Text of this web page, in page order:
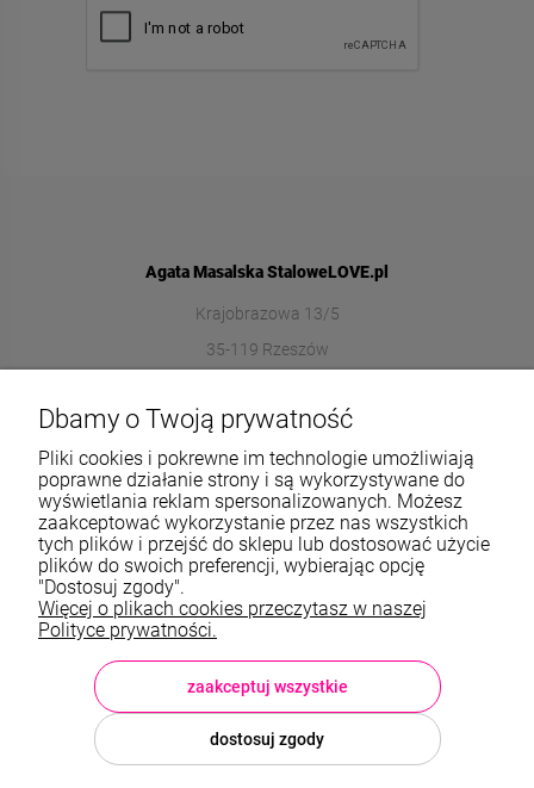
Agata Masalska StaloweLOVE.pl
Krajobrazowa 13/5
35-119 Rzeszów
572989669
Informacje
O nas
TWOJE KONTO
Sklep: StaloweLOVE, Krajobrazowa 13/5, 35-119 Rzeszów, woj.
podkarpackie, NIP: 8133612433, tel.:572 989 669
sklep@stalowelove.com.pl
Dbamy o Twoją prywatność
Pliki cookies i pokrewne im technologie umożliwiają
poprawne działanie strony i są wykorzystywane do
wyświetlania reklam spersonalizowanych. Możesz
zaakceptować wykorzystanie przez nas wszystkich
tych plików i przejść do sklepu lub dostosować użycie
plików do swoich preferencji, wybierając opcję
"Dostosuj zgody".
Więcej o plikach cookies przeczytasz w naszej
Polityce prywatności.
dostosuj zgody
zaakceptuj wszystkie